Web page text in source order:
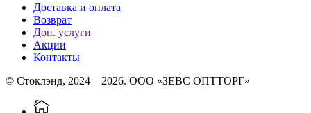
Доставка и оплата
Возврат
Доп. услуги
Акции
Контакты
© Стоклэнд, 2024—2026. ООО «ЗЕВС ОПТТОРГ»